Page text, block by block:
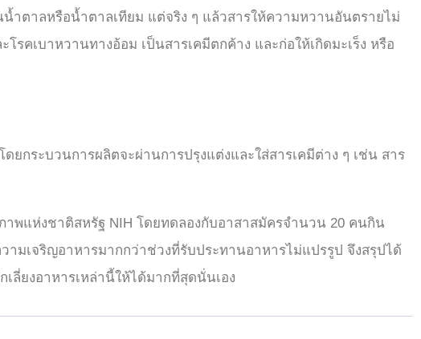
ตาลหรือน้ำตาลเทียม แต่จริง ๆ แล้วสารให้ความหวานอันตรายไม่
คเบาหวานทางอ้อม เป็นสารเคมีตกค้าง และก่อให้เกิดมะเร็ง หรือ
ระบวนการผลิตจะผ่านการปรุงแต่งและใส่สารเคมีต่าง ๆ เช่น สาร
พแห่งชาติสหรัฐ NIH โดยทดลองกับอาสาสมัครจำนวน 20 คนกิน
ามเจริญอาหารมากกว่าช่วงที่รับประทานอาหารไม่แปรรูป จึงสรุปได้
ยงอาหารเหล่านี้ให้ได้มากที่สุดนั่นเอง